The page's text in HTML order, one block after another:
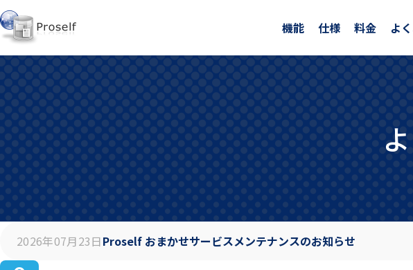
機能 仕様 料金 よ
2026年07月23日Proself おまかせサービスメンテナンスのお知らせ